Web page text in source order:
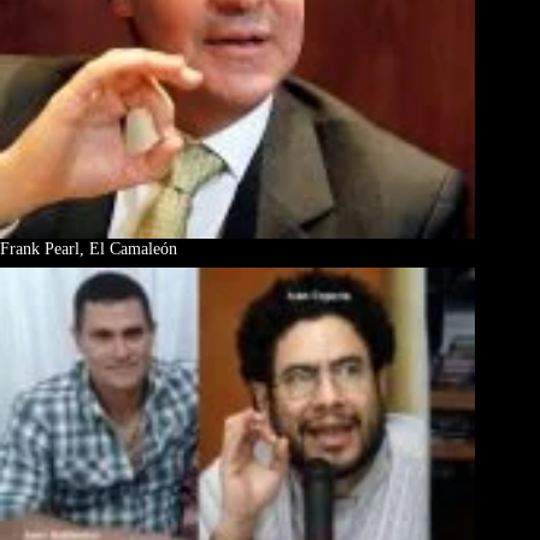
Frank Pearl, El Camaleón